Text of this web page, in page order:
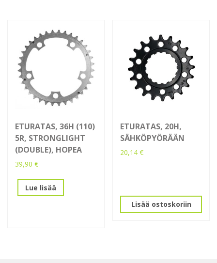
ETURATAS, 36H (110)
5R, STRONGLIGHT
(DOUBLE), HOPEA
39,90 €
Lue lisää
ETURATAS, 20H,
SÄHKÖPYÖRÄÄN
20,14€
Lisää ostoskoriin